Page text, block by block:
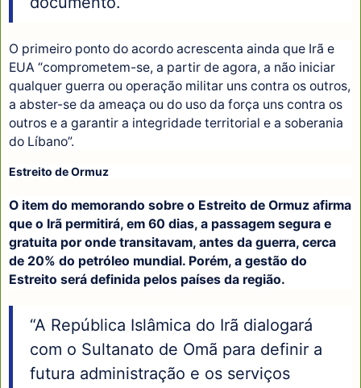
O primeiro ponto do acordo acrescenta ainda que Irã e
EUA “comprometem-se, a partir de agora, a não iniciar
qualquer guerra ou operação militar uns contra os outros,
a abster-se da ameaça ou do uso da força uns contra os
outros e a garantir a integridade territorial e a soberania
do Líbano”.
Estreito de Ormuz
O item do memorando sobre o Estreito de Ormuz afirma
que o Irã permitirá, em 60 dias, a passagem segura e
gratuita por onde transitavam, antes da guerra, cerca
de 20% do petróleo mundial. Porém, a gestão do
Estreito será definida pelos países da região.
“A República Islâmica do Irã dialogará
com o Sultanato de Omã para definir a
futura administração e os serviços